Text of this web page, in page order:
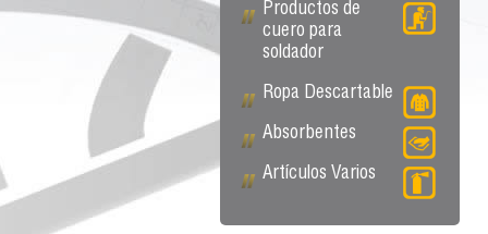
Productos de
cuero para
soldador
Ropa Descartable
Absorbentes
Artículos Varios